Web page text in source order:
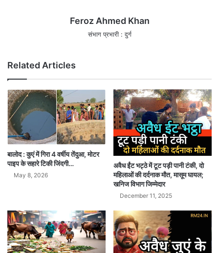
Feroz Ahmed Khan
संभाग प्रभारी : दुर्ग
Related Articles
बालोद : कुएं में गिरा 4 वर्षीय तेंदुआ, मोटर
पाइप के सहारे टिकी जिंदगी…
May 8, 2026
अवैध ईंट भट्ठे में टूट पड़ी पानी टंकी, दो
महिलाओं की दर्दनाक मौत, मासूम घायल;
खनिज विभाग जिम्मेदार
December 11, 2025